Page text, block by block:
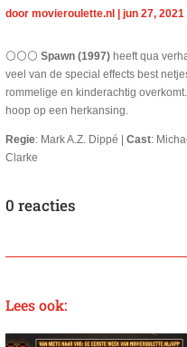
door movieroulette.nl jun 27, 2021
⚪⚪⚪ Spawn (1997)heeft qua
veel van de special effects best
rommelige en kinderachtig
hoop op een herkansing.
Regie: Mark A.Z. Dippé | Cast:
Clarke
0 reacties
Lees ook: